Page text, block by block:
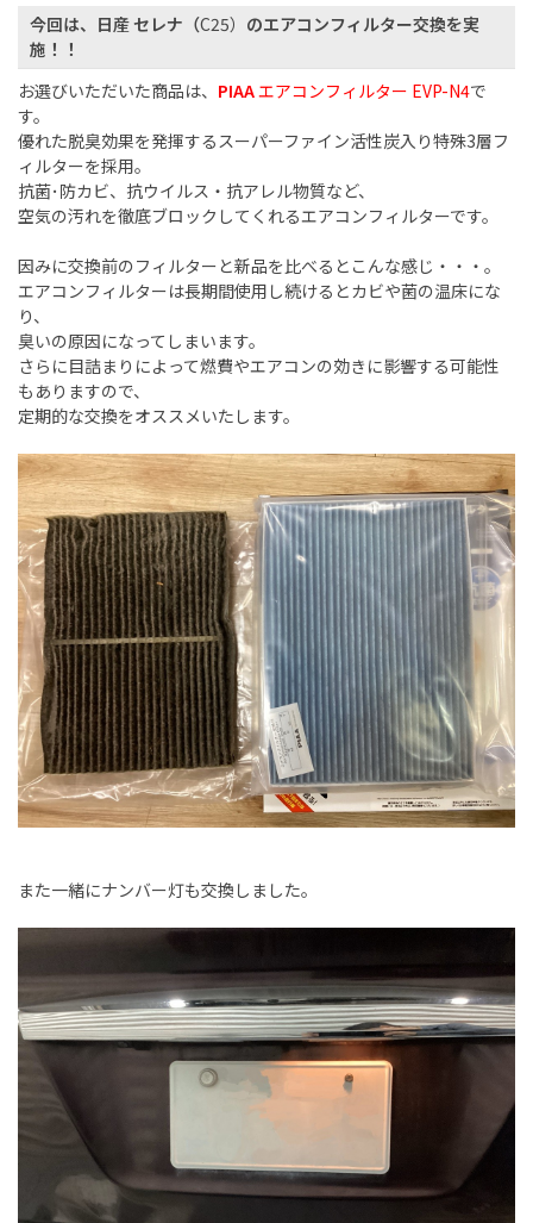
今回は、日産 セレナ（C25） のエアコンフィルター交換を実
施！！
お選びいただいた商品は、 PIAAエアコンフィルター EVP-N4で
す。
優れた脱臭効果を発揮するスーパーファイン活性炭入り特殊3層フ
ィルターを採用。
抗菌･防カビ、抗ウイルス・抗アレル物質など、
空気の汚れを徹底ブロックしてくれるエアコンフィルターです。
因みに交換前のフィルターと新品を比べるとこんな感じ・・・。
エアコンフィルターは長期間使用し続けるとカビや菌の温床にな
り、
臭いの原因になってしまいます。
さらに目詰まりによって燃費やエアコンの効きに影響する可能性
もありますので、
定期的な交換をオススメいたします。
また一緒にナンバー灯も交換しました。